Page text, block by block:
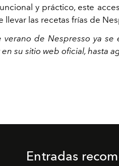
y práctico, este
llevar las recetas frías de
verano de Nespresso ya
su sitio web oficial, hasta
Entradas